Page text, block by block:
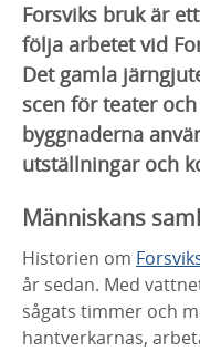
Forsviks bruk är
följa arbetet vid
Det gamla
scen för teater
byggnaderna
utställningar och
Människans
Historien om
år sedan. Med
sågats timmer och
hantverkarnas,